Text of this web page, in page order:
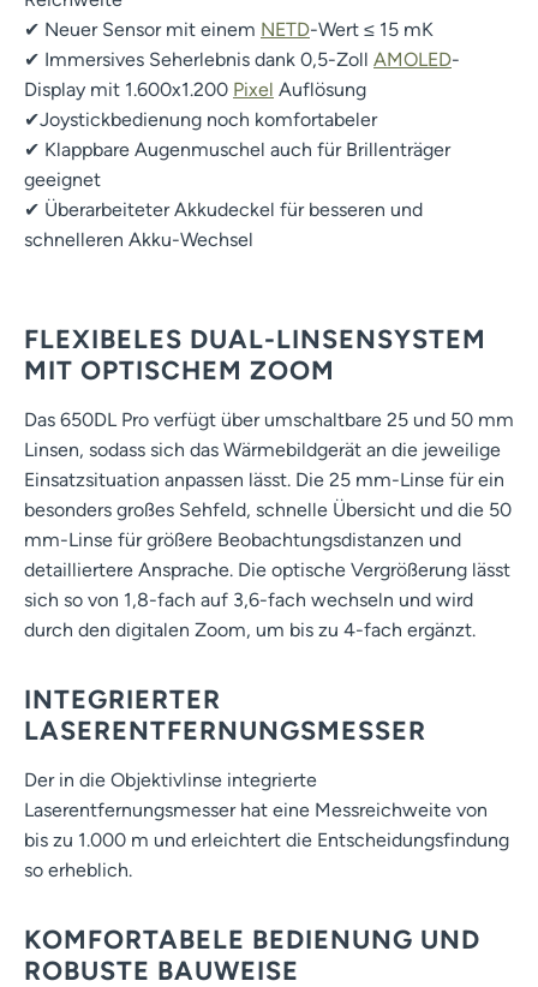
✔ Neuer Sensor mit einem NETD-Wert ≤ 15 mK
✔ Immersives Seherlebnis dank 0,5-Zoll AMOLED-
Display mit 1.600x1.200 Pixel Auflösung
✔Joystickbedienung noch komfortabeler
✔ Klappbare Augenmuschel auch für Brillenträger
geeignet
✔ Überarbeiteter Akkudeckel für besseren und
schnelleren Akku-Wechsel
FLEXIBELES DUAL-LINSENSYSTEM
MIT OPTISCHEM ZOOM
Das 650DL Pro verfügt über umschaltbare 25 und 50 mm
Linsen, sodass sich das Wärmebildgerät an die jeweilige
Einsatzsituation anpassen lässt. Die 25 mm-Linse für ein
besonders großes Sehfeld, schnelle Übersicht und die 50
mm-Linse für größere Beobachtungsdistanzen und
detailliertere Ansprache. Die optische Vergrößerung lässt
sich so von 1,8-fach auf 3,6-fach wechseln und wird
durch den digitalen Zoom, um bis zu 4-fach ergänzt.
INTEGRIERTER
LASERENTFERNUNGSMESSER
Der in die Objektivlinse integrierte
Laserentfernungsmesser hat eine Messreichweite von
bis zu 1.000 m und erleichtert die Entscheidungsfindung
so erheblich.
KOMFORTABELE BEDIENUNG UND
ROBUSTE BAUWEISE